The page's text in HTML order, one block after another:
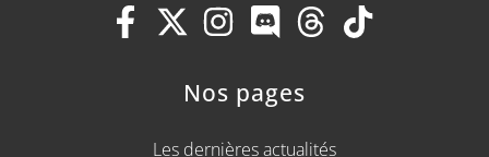
Nos pages
Les dernières actualités